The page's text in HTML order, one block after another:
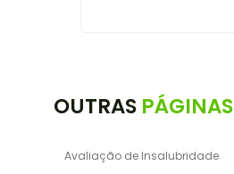
OUTRAS PÁGINAS
Avaliação de Insalubridade